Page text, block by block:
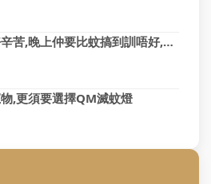
返工一日已經好辛苦,晚上仲要比蚊搞到訓唔好,QM幫到您
,更須要選擇QM滅蚊燈